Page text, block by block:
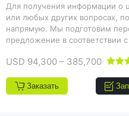
Для получения информации о
или любых других вопросах,
напрямую. Мы подготовим
предложение в соответствии
USD 94,300 – 385,700 
Заказать